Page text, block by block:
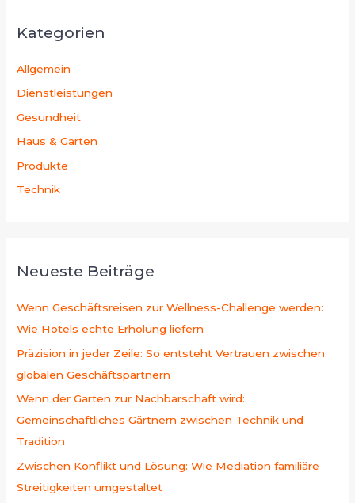
Kategorien
Allgemein
Dienstleistungen
Gesundheit
Haus & Garten
Produkte
Technik
Neueste Beiträge
Wenn Geschäftsreisen zur Wellness-Challenge werden:
Wie Hotels echte Erholung liefern
Präzision in jeder Zeile: So entsteht Vertrauen zwischen
globalen Geschäftspartnern
Wenn der Garten zur Nachbarschaft wird:
Gemeinschaftliches Gärtnern zwischen Technik und
Tradition
Zwischen Konflikt und Lösung: Wie Mediation familiäre
Streitigkeiten umgestaltet